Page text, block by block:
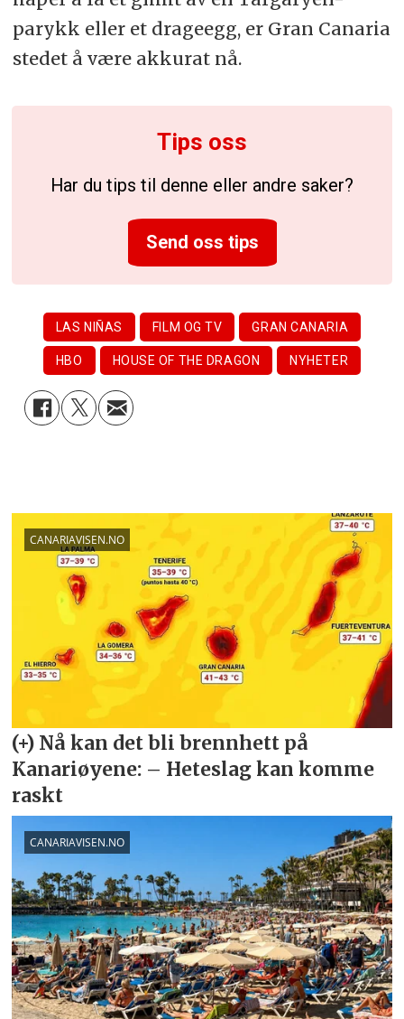
parykk eller et drageegg, er Gran Canaria
stedet å være akkurat nå.
Tips oss
Har du tips til denne eller andre saker?
Send oss tips
LAS NIÑAS FILM OG TV GRAN CANARIA
HBO HOUSE OF THE DRAGON NYHETER